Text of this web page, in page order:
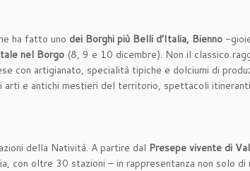
ha fatto uno dei Borghi più Belli d’Italia, Bienno -
nel Borgo (8, 9 e 10 dicembre). Non il classico
artigianato, specialità tipiche e dolciumi di
arti e antichi mestieri del territorio, spettacoli
della Natività. A partire dal Presepe vivente di
con oltre 30 stazioni – in rappresentanza non solo